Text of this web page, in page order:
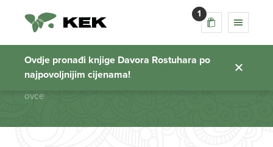
1
Ovdje pronađi knjige Davora Rostuhara po
najpovoljnijim cijenama!
ovce
Početna stranica
ovce